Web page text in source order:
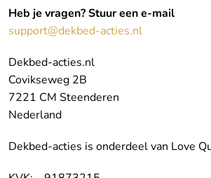
Heb je vragen? Stuur een e-mail
support@dekbed-acties.nl
Dekbed-acties.nl
Covikseweg 2B
7221 CM Steenderen
Nederland
Dekbed-acties is onderdeel van Love